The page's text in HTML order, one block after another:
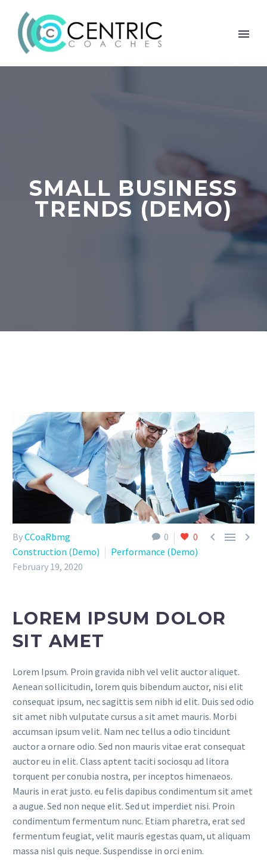
SMALL BUSINESS
TRENDS (DEMO)
0 0   
ByCCoaRbmg
Construction (Demo)
Performance (Demo)
February 19, 2020
LOREM IPSUM DOLOR
SIT AMET
Lorem Ipsum. Proin gravida nibh vel velit auctor aliquet.
Aenean sollicitudin, lorem quis bibendum auctor, nisi elit
consequat ipsum, nec sagittis sem nibh id elit. Duis sed odio
sit amet nibh vulputate cursus a sit amet mauris. Morbi
accumsan ipsum velit. Nam nec tellus a odio tincidunt
auctor a ornare odio. Sed non mauris vitae erat consequat
auctor eu in elit. Class aptent taciti sociosqu ad litora
torquent per conubia nostra, per inceptos himenaeos.
Mauris in erat justo. eu felis dapibus condimentum sit amet
a augue. Sed non neque elit. Sed ut imperdiet nisi. Proin
condimentum fermentum nunc. Etiam pharetra, erat sed
fermentum feugiat, velit mauris egestas quam, ut aliquam
massa nisl quis neque. Suspendisse in orci enim.